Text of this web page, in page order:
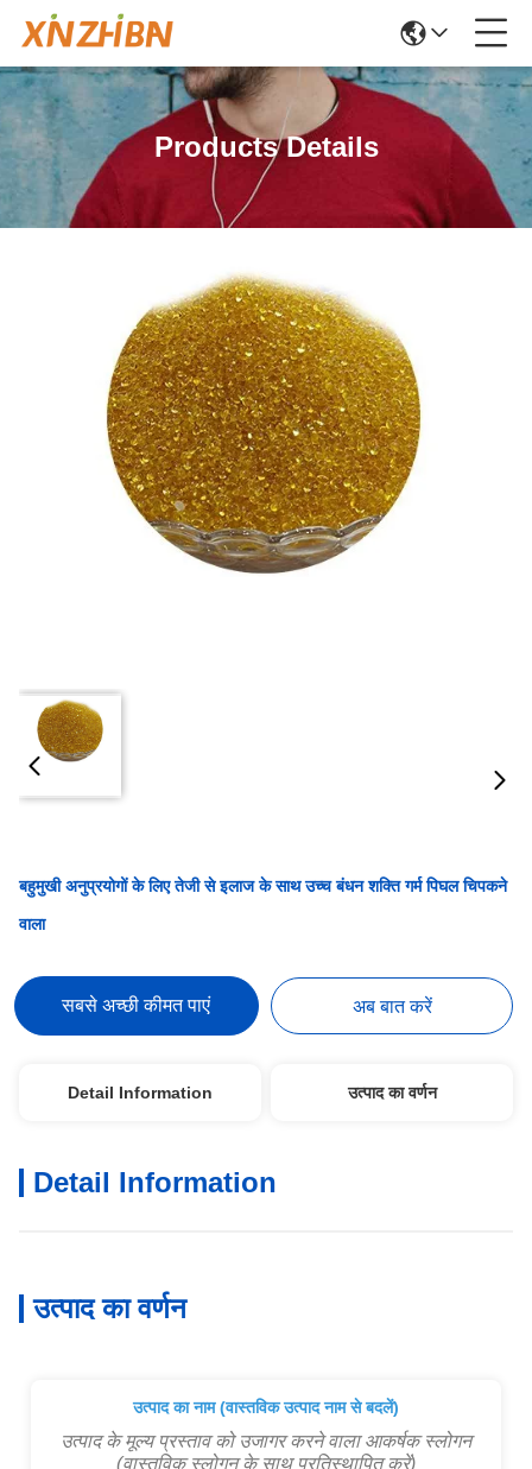
Products Details
बहुमुखी अनुप्रयोगों के लिए तेजी से इलाज के साथ उच्च बंधन शक्ति गर्म पिघल चिपकने
वाला
सबसे अच्छी कीमत पाएं अब बात करें
Detail Information उत्पाद का वर्णन
Detail Information
उत्पाद का वर्णन
उत्पाद का नाम (वास्तविक उत्पाद नाम से बदलें)
उत्पाद के मूल्य प्रस्ताव को उजागर करने वाला आकर्षक स्लोगन
(वास्तविक स्लोगन के साथ प्रतिस्थापित करें)